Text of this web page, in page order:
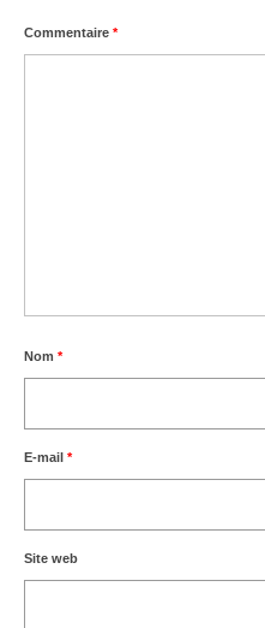
Commentaire *
Nom *
E-mail *
Site web